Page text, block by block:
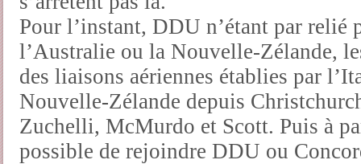
Pour l’instant, DDU n’étant par relié
l’Australie ou la Nouvelle-Zélande,
des liaisons aériennes établies par
Nouvelle-Zélande depuis
Zuchelli, McMurdo et Scott. Puis à
possible de rejoindre DDU ou